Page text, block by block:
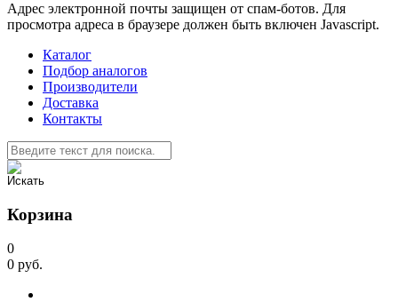
Адрес электронной почты защищен от спам-ботов. Для
просмотра адреса в браузере должен быть включен Javascript.
Каталог
Подбор аналогов
Производители
Доставка
Контакты
Корзина
0
0 руб.